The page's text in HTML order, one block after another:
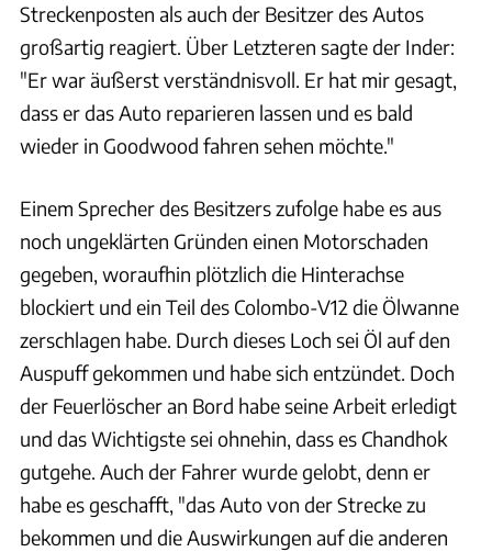
Streckenposten als auch der Besitzer des Autos
großartig reagiert. Über Letzteren sagte der Inder:
"Er war äußerst verständnisvoll. Er hat mir gesagt,
dass er das Auto reparieren lassen und es bald
wieder in Goodwood fahren sehen möchte."
Einem Sprecher des Besitzers zufolge habe es aus
noch ungeklärten Gründen einen Motorschaden
gegeben, woraufhin plötzlich die Hinterachse
blockiert und ein Teil des Colombo-V12 die Ölwanne
zerschlagen habe. Durch dieses Loch sei Öl auf den
Auspuff gekommen und habe sich entzündet. Doch
der Feuerlöscher an Bord habe seine Arbeit erledigt
und das Wichtigste sei ohnehin, dass es Chandhok
gutgehe. Auch der Fahrer wurde gelobt, denn er
habe es geschafft, "das Auto von der Strecke zu
bekommen und die Auswirkungen auf die anderen